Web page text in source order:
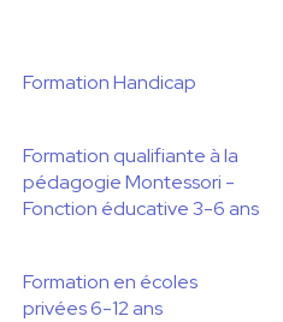
Formation Handicap
Formation qualifiante à la
pédagogie Montessori -
Fonction éducative 3-6 ans
Formation en écoles
privées 6-12 ans